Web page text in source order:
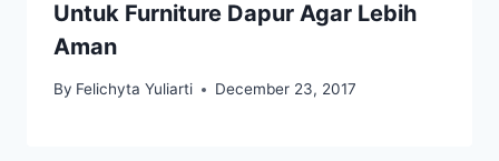
Untuk Furniture Dapur Agar Lebih
Aman
By Felichyta Yuliarti December 23, 2017